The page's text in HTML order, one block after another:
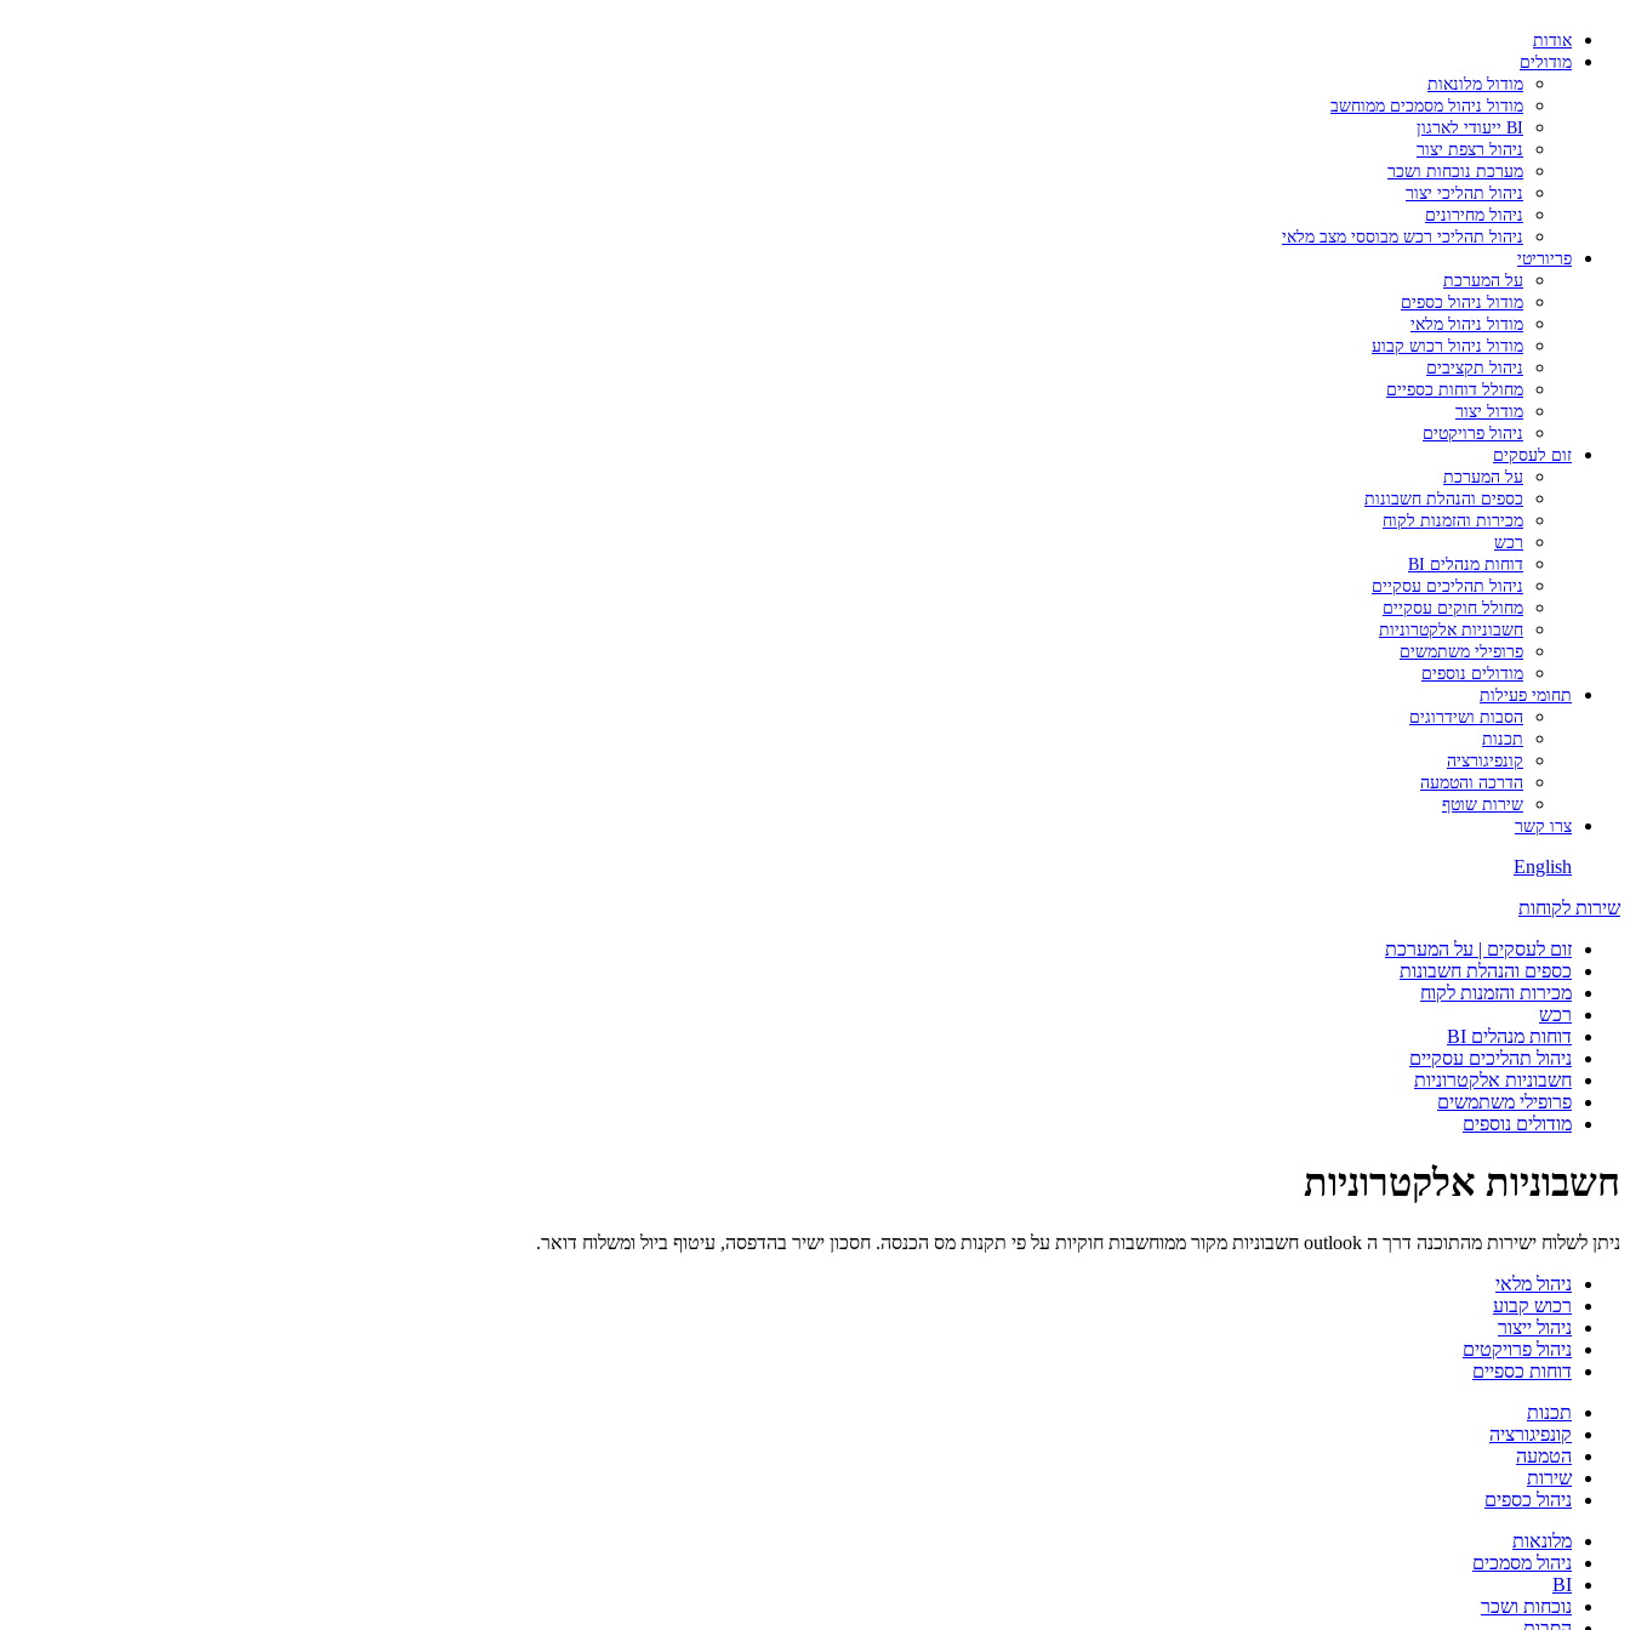
אודות
מודולים
מודול מלונאות
מודול ניהול מסמכים ממוחשב
BI ייעודי לארגון
ניהול רצפת יצור
מערכת נוכחות ושכר
ניהול תהליכי יצור
ניהול מחירונים
ניהול תהליכי רכש מבוססי מצב מלאי
פריוריטי
על המערכת
מודול ניהול כספים
מודול ניהול מלאי
מודול ניהול רכוש קבוע
ניהול תקציבים
מחולל דוחות כספיים
מודול יצור
ניהול פרויקטים
זום לעסקים
על המערכת
כספים והנהלת חשבונות
מכירות והזמנות לקוח
רכש
דוחות מנהלים BI
ניהול תהליכים עסקיים
מחולל חוקים עסקיים
חשבוניות אלקטרוניות
פרופילי משתמשים
מודולים נוספים
תחומי פעילות
הסבות ושידרוגים
תכנות
קונפיגורציה
הדרכה והטמעה
שירות שוטף
צרו קשר
English
שירות לקוחות
זום לעסקים | על המערכת
כספים והנהלת חשבונות
מכירות והזמנות לקוח
רכש
דוחות מנהלים BI
ניהול תהליכים עסקיים
חשבוניות אלקטרוניות
פרופילי משתמשים
מודולים נוספים
חשבוניות אלקטרוניות
ניתן לשלוח ישירות מהתוכנה דרך ה outlook חשבוניות מקור ממוחשבות חוקיות על פי תקנות מס הכנסה. חסכון ישיר בהדפסה, עיטוף ביול ומשלוח דואר.
ניהול מלאי
רכוש קבוע
ניהול ייצור
ניהול פרויקטים
דוחות כספיים
תכנות
קונפיגורציה
הטמעה
שירות
ניהול כספים
מלונאות
ניהול מסמכים
BI
נוכחות ושכר